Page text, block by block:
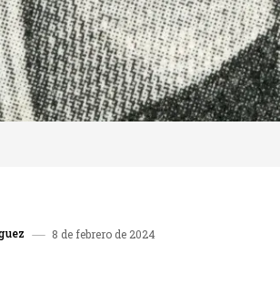
8 de febrero de 2024